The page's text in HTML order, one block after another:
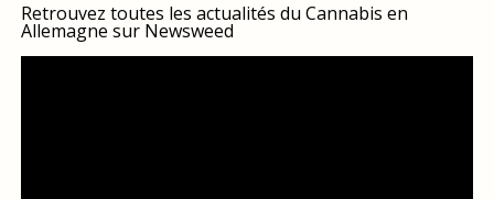
Retrouvez toutes les actualités du Cannabis en
Allemagne sur Newsweed